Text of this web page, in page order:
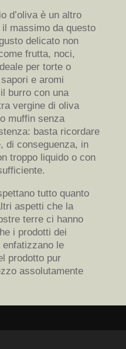
d’oliva è un altro
massimo da questo
delicato non
frutta, noci,
per torte o
e aromi
burro con una
vergine di oliva
muffin senza
basta ricordare
di conseguenza, in
troppo liquido o con
tutto quanto
aspetti che la
terre ci hanno
i prodotti dei
enfatizzano le
prodotto pur
assolutamente